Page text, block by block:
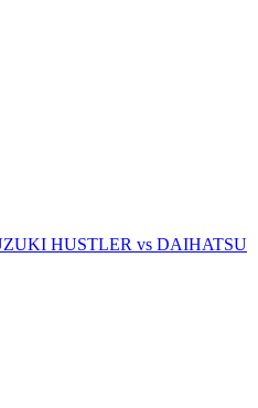
HUSTLER vs DAIHATSU